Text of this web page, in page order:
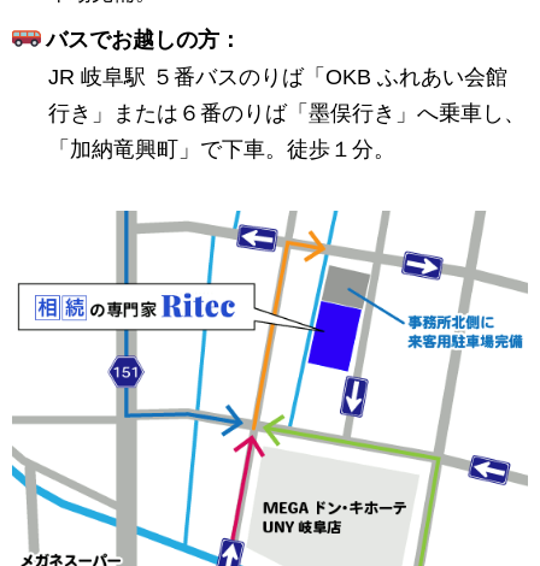
バスでお越しの方：
JR 岐阜駅 ５番バスのりば「OKB ふれあい会館
行き」または６番のりば「墨俣行き」へ乗車し、
「加納竜興町」で下車。徒歩１分。